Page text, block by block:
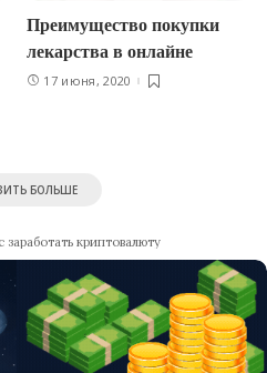
Преимущество покупки
лекарства в онлайне
17 июня, 2020
БОЛЬШЕ
криптовалюту